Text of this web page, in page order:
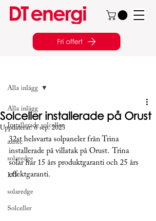
Fri offert
Alla inlägg
Installerade solceller
axitec
solaredge
LG
solaredge
Solceller
Alla inlägg
Solceller installerade på Orust
Uppdaterat:6 sep. 2023
32st helsvarta solpaneler från Trina
installerade på villatak på Orust.  Trina
solar har 15 års produktgaranti och 25 års
effektgaranti.